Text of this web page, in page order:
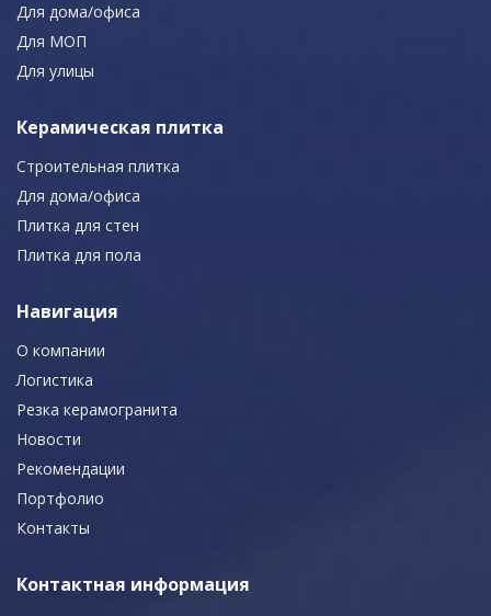
Для дома/офиса
Для МОП
Для улицы
Керамическая плитка
Строительная плитка
Для дома/офиса
Плитка для стен
Плитка для пола
Навигация
О компании
Логистика
Резка керамогранита
Новости
Рекомендации
Портфолио
Контакты
Контактная информация